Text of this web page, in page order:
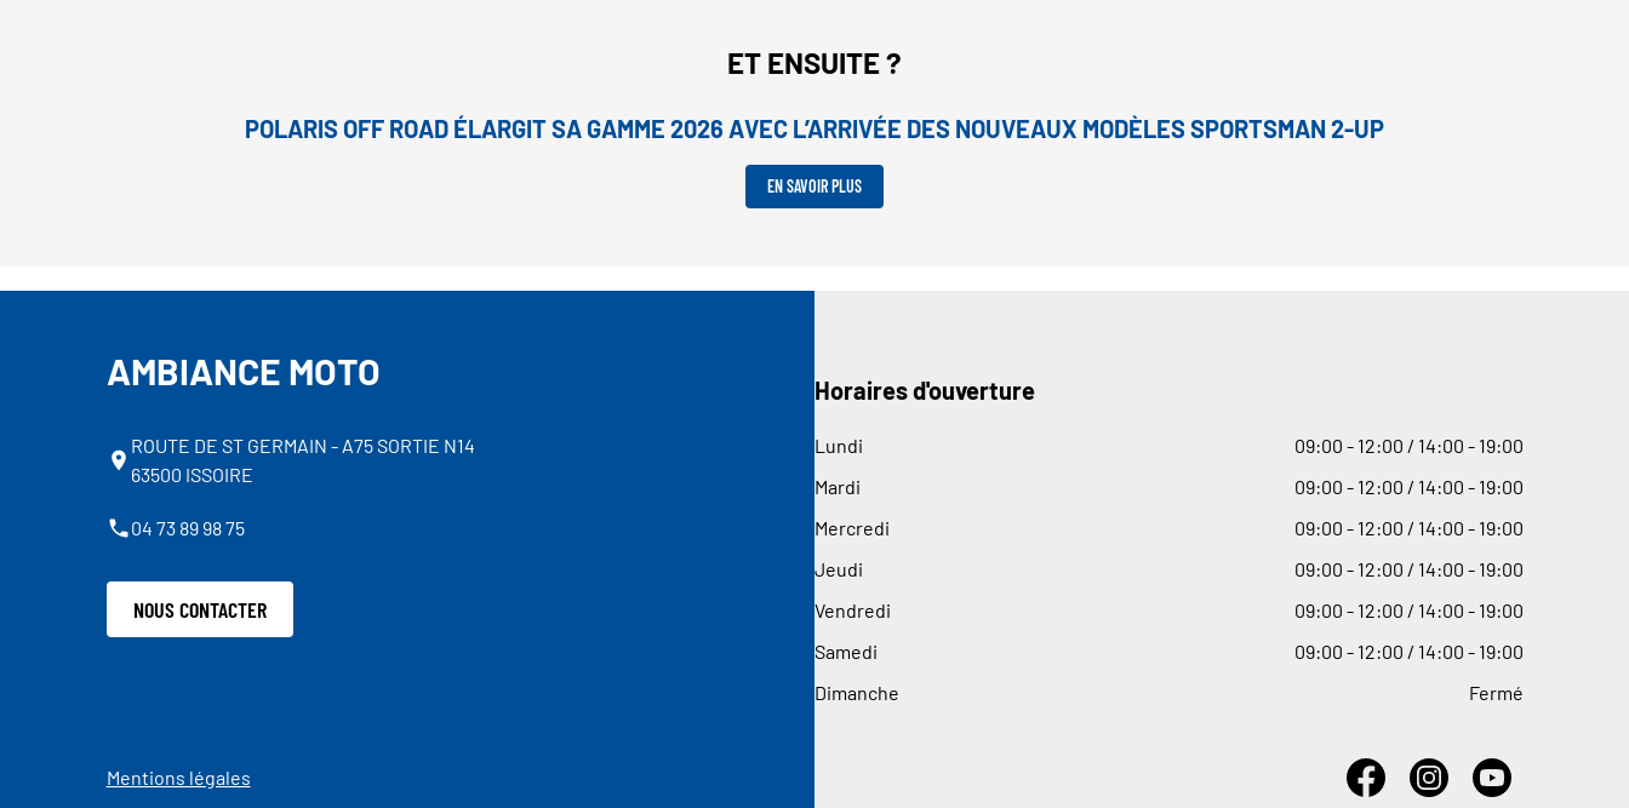
ET ENSUITE ?
POLARIS OFF ROAD ÉLARGIT SA GAMME 2026 AVEC L’ARRIVÉE DES NOUVEAUX MODÈLES SPORTSMAN 2-UP
EN SAVOIR PLUS
AMBIANCE MOTO
ROUTE DE ST GERMAIN - A75 SORTIE N14
63500 ISSOIRE
04 73 89 98 75
NOUS CONTACTER
Horaires d'ouverture
Lundi 09:00 - 12:00 / 14:00 - 19:00
Mardi
09:00 - 12:00 / 14:00 - 19:00
Mercredi
09:00 - 12:00 / 14:00 - 19:00
Jeudi
09:00 - 12:00 / 14:00 - 19:00
Vendredi
09:00 - 12:00 / 14:00 - 19:00
Samedi
09:00 - 12:00 / 14:00 - 19:00
Dimanche
Fermé
Mentions légales